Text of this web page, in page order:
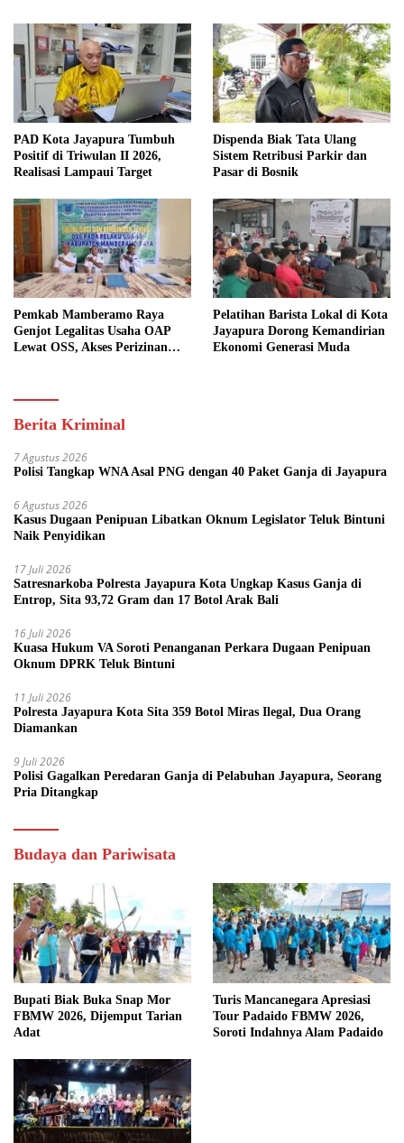
PAD Kota Jayapura Tumbuh
Positif di Triwulan II 2026,
Realisasi Lampaui Target
Dispenda Biak Tata Ulang
Sistem Retribusi Parkir dan
Pasar di Bosnik
Pemkab Mamberamo Raya
Genjot Legalitas Usaha OAP
Lewat OSS, Akses Perizinan
Pelatihan Barista Lokal di Kota
Jayapura Dorong Kemandirian
Ekonomi Generasi Muda
Berita Kriminal
7 Agustus 2026
Polisi Tangkap WNA Asal PNG dengan 40 Paket Ganja di Jayapura
6 Agustus 2026
Kasus Dugaan Penipuan Libatkan Oknum Legislator Teluk Bintuni
Naik Penyidikan
17 Juli 2026
Satresnarkoba Polresta Jayapura Kota Ungkap Kasus Ganja di
Entrop, Sita 93,72 Gram dan 17 Botol Arak Bali
16 Juli 2026
Kuasa Hukum VA Soroti Penanganan Perkara Dugaan Penipuan
Oknum DPRK Teluk Bintuni
11 Juli 2026
Polresta Jayapura Kota Sita 359 Botol Miras Ilegal, Dua Orang
Diamankan
9 Juli 2026
Polisi Gagalkan Peredaran Ganja di Pelabuhan Jayapura, Seorang
Pria Ditangkap
Budaya dan Pariwisata
Bupati Biak Buka Snap Mor
FBMW 2026, Dijemput Tarian
Adat
Turis Mancanegara Apresiasi
Tour Padaido FBMW 2026,
Soroti Indahnya Alam Padaido